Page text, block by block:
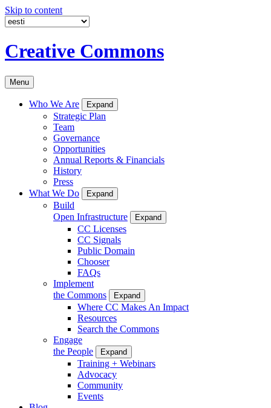
Skip to content
Creative Commons
Menu
Who We Are Expand
Strategic Plan
Team
Governance
Opportunities
Annual Reports & Financials
History
Press
What We Do
Expand
Build
Open Infrastructure
Expand
CC Licenses
CC Signals
Public Domain
Chooser
FAQs
Implement
the Commons
Expand
Where CC Makes An Impact
Resources
Search the Commons
Engage
the People
Expand
Training + Webinars
Advocacy
Community
Events